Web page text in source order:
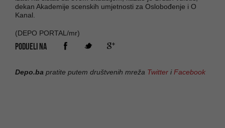
dekan Akademije scenskih umjetnosti za Oslobođenje i O
Kanal.
(DEPO PORTAL/mr)
PODIJELI NA
Depo.ba pratite putem društvenih mreža Twitter iFacebook